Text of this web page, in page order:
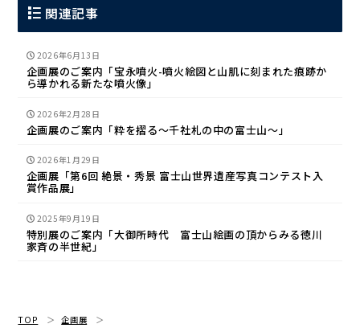
関連記事
2026年6月13日
企画展のご案内「宝永噴火-噴火絵図と山肌に刻まれた痕跡か
ら導かれる新たな噴火像」
2026年2月28日
企画展のご案内「粋を摺る～千社札の中の富士山～」
2026年1月29日
企画展「第6回 絶景・秀景 富士山世界遺産写真コンテスト入
賞作品展」
2025年9月19日
特別展のご案内「大御所時代 富士山絵画の頂からみる徳川
家斉の半世紀」
TOP
企画展